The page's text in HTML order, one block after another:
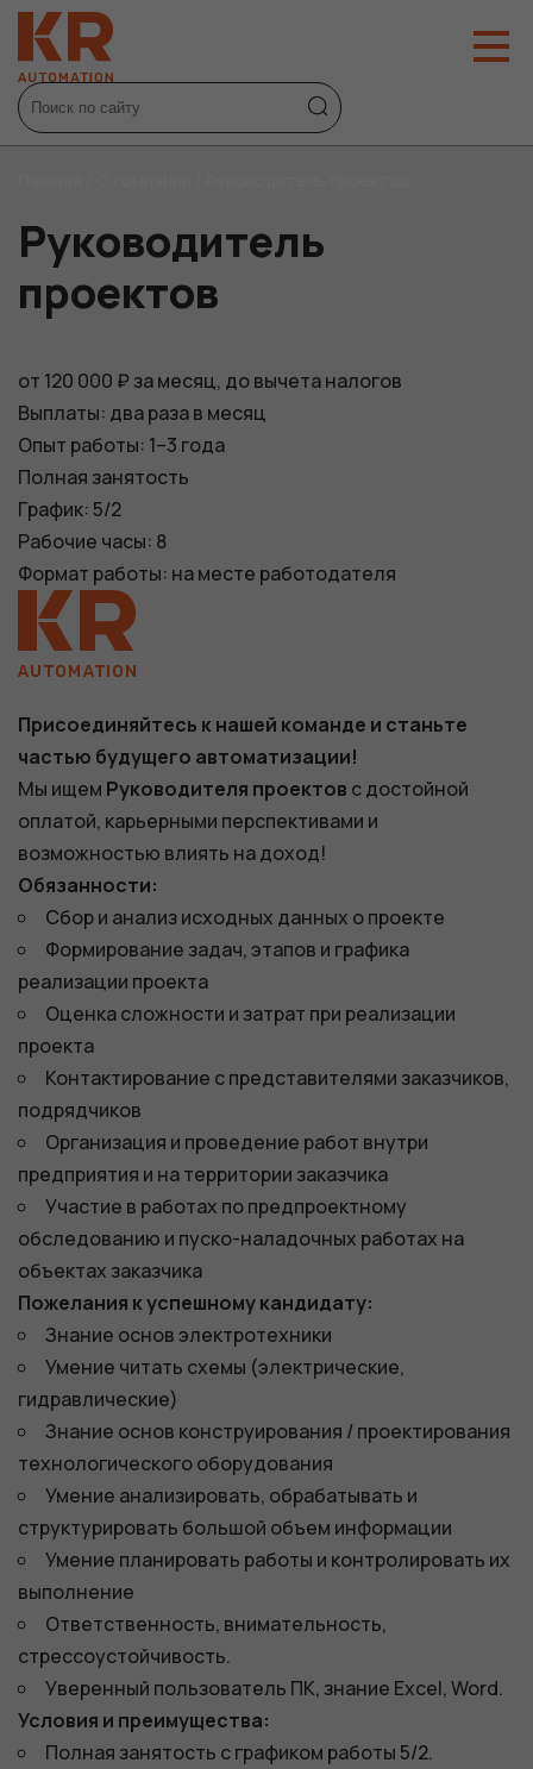
Руководитель
проектов
от 120 000 ₽ за месяц, до вычета налогов
Выплаты: два раза в месяц
Опыт работы: 1–3 года
Полная занятость
График: 5/2
Рабочие часы: 8
Формат работы: на месте работодателя
Присоединяйтесь к нашей команде и станьте
частью будущего автоматизации!
Мы ищем Руководителя проектов с достойной
оплатой, карьерными перспективами и
возможностью влиять на доход!
Обязанности:
​​Сбор и анализ исходных данных о проекте
Формирование задач, этапов и графика
реализации проекта
Оценка сложности и затрат при реализации
проекта
Контактирование с представителями заказчиков,
подрядчиков
Организация и проведение работ внутри
предприятия и на территории заказчика
Участие в работах по предпроектному
обследованию и пуско-наладочных работах на
объектах заказчика
Пожелания к успешному кандидату:
Знание основ электротехники
Умение читать схемы (электрические,
гидравлические)
Знание основ конструирования / проектирования
технологического оборудования
Умение анализировать, обрабатывать и
структурировать большой объем информации
Умение планировать работы и контролировать их
выполнение
Ответственность, внимательность,
стрессоустойчивость.
Уверенный пользователь ПК, знание Excel, Word.
Условия и преимущества:
Полная занятость с графиком работы 5/2.